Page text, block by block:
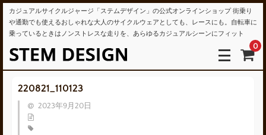
カジュアルサイクルジャージ「ステムデザイン」の公式オンラインショップ 街乗り
や通勤でも使えるおしゃれな大人のサイクルウェアとしても、レースにも。自転車に
乗っているときはノンストレスな走りを、あらゆるカジュアルシーンにフィット
0
220821_110123
2023年9月20日